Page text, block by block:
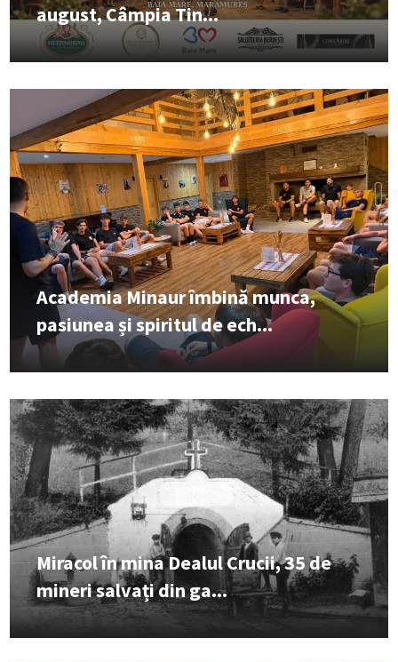
august, Câmpia Tin...
Academia Minaur îmbină munca,
pasiunea și spiritul de ech...
Miracol în mina Dealul Crucii, 35 de
mineri salvați din ga...